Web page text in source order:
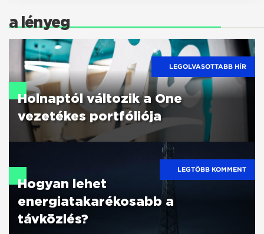
a lényeg
LEGOLVASOTTABB HÍR
Holnaptól változik a One
vezetékes portfóliója
LEGTÖBB KOMMENT
Hogyan lehet
energiatakarékosabb a
távközlés?